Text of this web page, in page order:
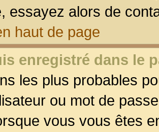
essayez alors de
haut de page
enregistré dans le
les plus probables
ou mot de
vous vous êtes